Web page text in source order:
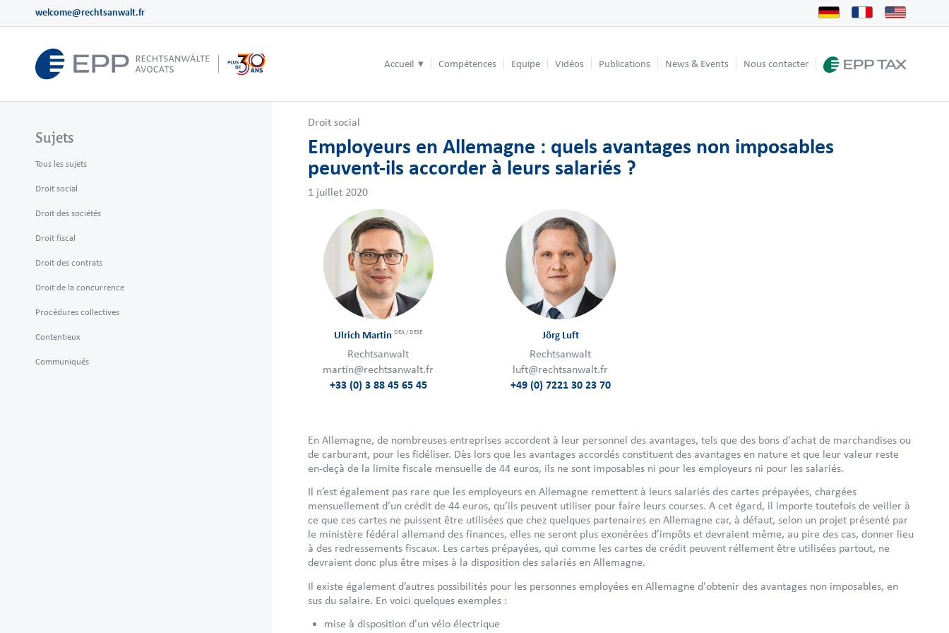
welcome@rechtsanwalt.fr
Accueil Compétences Equipe Vidéos Publications News & Events Nous contacter
Droit social
Employeurs en Allemagne : quels avantages non imposables
peuvent-ils accorder à leurs salariés ?
Ulrich MartinDEA / DESE
Rechtsanwalt
martin@rechtsanwalt.fr
+33 (0) 3 88 45 65 45
Jörg Luft
Rechtsanwalt
luft@rechtsanwalt.fr
+49 (0) 7221 30 23 70
En Allemagne, de nombreuses entreprises accordent à leur personnel des avantages, tels que des bons d'achat de marchandises ou
de carburant, pour les fidéliser. Dès lors que les avantages accordés constituent des avantages en nature et que leur valeur reste
en-deçà de la limite fiscale mensuelle de 44 euros, ils ne sont imposables ni pour les employeurs ni pour les salariés.
Il n’est également pas rare que les employeurs en Allemagne remettent à leurs salariés des cartes prépayées, chargées
mensuellement d’un crédit de 44 euros, qu’ils peuvent utiliser pour faire leurs courses. A cet égard, il importe toutefois de veiller à
ce que ces cartes ne puissent être utilisées que chez quelques partenaires en Allemagne car, à défaut, selon un projet présenté par
le ministère fédéral allemand des finances, elles ne seront plus exonérées d’impôts et devraient même, au pire des cas, donner lieu
à des redressements fiscaux. Les cartes prépayées, qui comme les cartes de crédit peuvent réllement être utilisées partout, ne
devraient donc plus être mises à la disposition des salariés en Allemagne.
Il existe également d’autres possibilités pour les personnes employées en Allemagne d'obtenir des avantages non imposables, en
sus du salaire. En voici quelques exemples :
mise à disposition d'un vélo électrique
1 juillet 2020
Sujets
Tous les sujets
Droit social
Droit des sociétés
Droit fiscal
Droit des contrats
Droit de la concurrence
Procédures collectives
Contentieux
Communiqués